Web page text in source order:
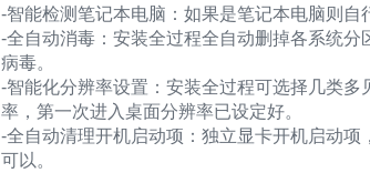
-智能检测笔记本电脑：如果是笔记本电脑则自
-全自动消毒：安装全过程全自动删掉各系统
病毒。
-智能化分辨率设置：安装全过程可选择几类
率，第一次进入桌面分辨率已设定好。
-全自动清理开机启动项：独立显卡开机启动
可以 。